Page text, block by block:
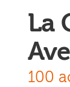
La
100